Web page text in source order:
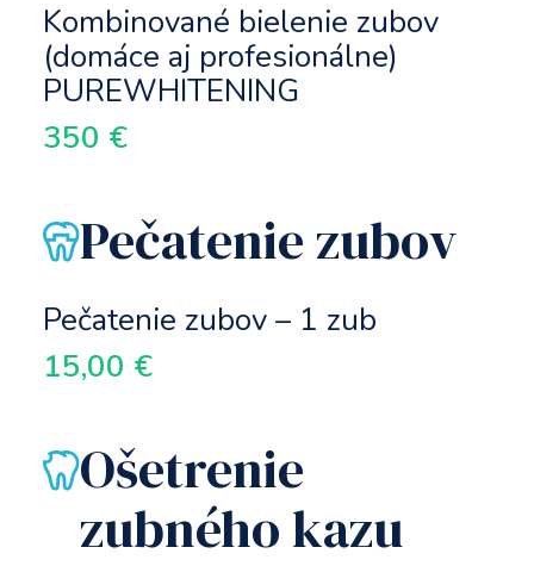
Kombinované bielenie zubov
(domáce aj profesionálne)
PUREWHITENING
350 €
Pečatenie zubov
Pečatenie zubov – 1 zub
15,00 €
Ošetrenie
zubného kazu